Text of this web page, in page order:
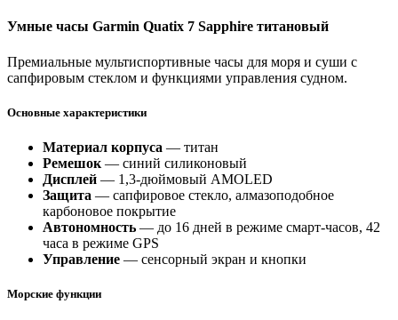
Умные часы Garmin Quatix 7 Sapphire титановый
Премиальные мультиспортивные часы для моря и суши с
сапфировым стеклом и функциями управления судном.
Основные характеристики
Материал корпуса — титан
Ремешок — синий силиконовый
Дисплей — 1,3-дюймовый AMOLED
Защита — сапфировое стекло, алмазоподобное
карбоновое покрытие
Автономность — до 16 дней в режиме смарт-часов, 42
часа в режиме GPS
Управление — сенсорный экран и кнопки
Морские функции